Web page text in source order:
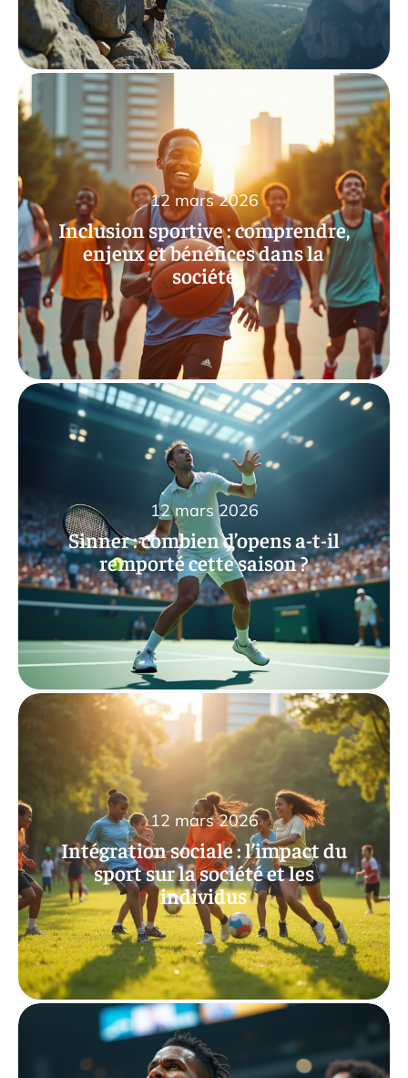
Inclusion sportive : comprendre,
enjeux et bénéfices dans la
société
12 mars 2026
Sinner : combien d’opens a-t-il
remporté cette saison ?
12 mars 2026
Intégration sociale : l’impact du
sport sur la société et les
individus
12 mars 2026